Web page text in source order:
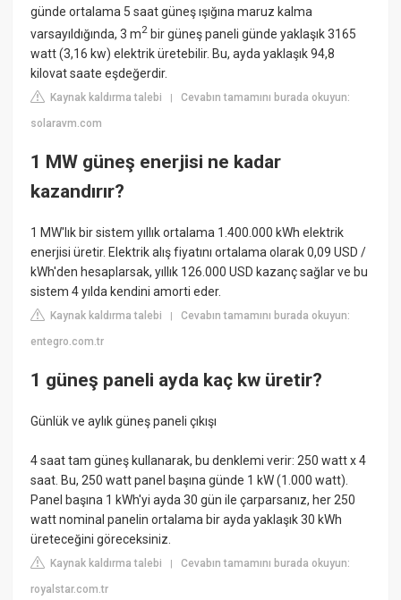
günde ortalama 5 saat güneş ışığına maruz kalma
varsayıldığında, 3 m2 bir güneş paneli günde yaklaşık 3165
watt (3,16 kw) elektrik üretebilir. Bu, ayda yaklaşık 94,8
kilovat saate eşdeğerdir.
Kaynak kaldırma talebi |Cevabın tamamını burada okuyun:
solaravm.com
1 MW güneş enerjisi ne kadar
kazandırır?
1 MW'lık bir sistem yıllık ortalama 1.400.000 kWh elektrik
enerjisi üretir. Elektrik alış fiyatını ortalama olarak 0,09 USD /
kWh'den hesaplarsak, yıllık 126.000 USD kazanç sağlar ve bu
sistem 4 yılda kendini amorti eder.
Kaynak kaldırma talebi |Cevabın tamamını burada okuyun:
entegro.com.tr
1 güneş paneli ayda kaç kw üretir?
Günlük ve aylık güneş paneli çıkışı
4 saat tam güneş kullanarak, bu denklemi verir: 250 watt x 4
saat. Bu, 250 watt panel başına günde 1 kW (1.000 watt).
Panel başına 1 kWh'yi ayda 30 gün ile çarparsanız, her 250
watt nominal panelin ortalama bir ayda yaklaşık 30 kWh
üreteceğini göreceksiniz.
Kaynak kaldırma talebi |Cevabın tamamını burada okuyun:
royalstar.com.tr